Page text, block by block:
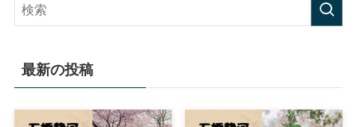
最新の投稿